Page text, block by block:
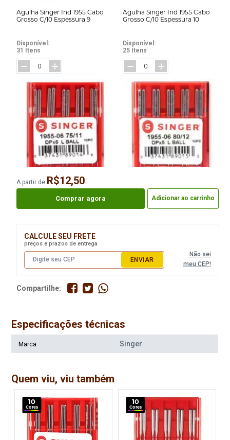
Agulha Singer Ind 1955 Cabo
Grosso C/10 Espessura 9
Disponível:
31 Itens
Agulha Singer Ind 1955 Cabo
Grosso C/10 Espessura 10
Disponível:
25 Itens
Agulha Singer Ind 1955 Cabo
63 Itens
Grosso C/10 Espessura 12
63 Itens
Disponível:
136 Itens
Disponível:
61 Itens
A partir de R$12,50
Comprar agora Adicionar ao carrinho
CALCULE SEU FRETE
preços e prazos de entrega
ENVIAR
Não sei
meu CEP!
Compartilhe:
Especificações técnicas
Marca Singer
Quem viu, viu também
10
Cores
10
Cores